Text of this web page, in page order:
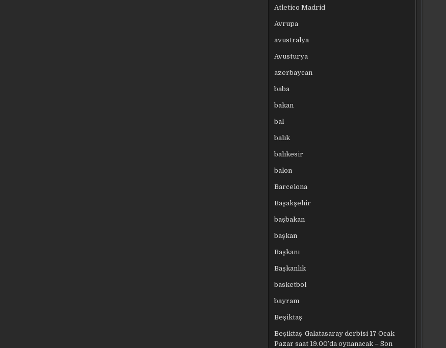
Atletico Madrid
Avrupa
avustralya
Avusturya
azerbaycan
baba
bakan
bal
balık
balıkesir
balon
Barcelona
Başakşehir
başbakan
başkan
Başkanı
Başkanlık
basketbol
bayram
Beşiktaş
Beşiktaş-Galatasaray derbisi 17 Ocak
Pazar saat 19.00’da oynanacak – Son